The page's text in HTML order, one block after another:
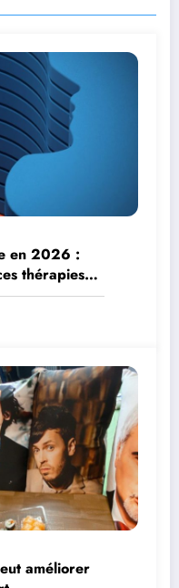
en 2026 :
thérapies
améliorer